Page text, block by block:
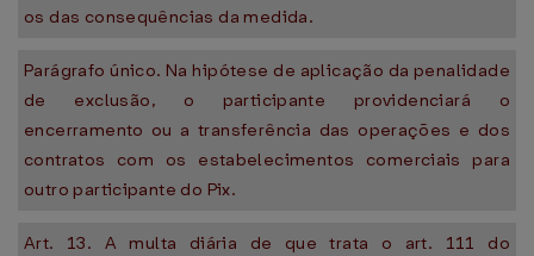
os das consequências da medida.
Parágrafo único. Na hipótese de aplicação da penalidade
de exclusão, o participante providenciará o
encerramento ou a transferência das operações e dos
contratos com os estabelecimentos comerciais para
outro participante do Pix.
Art. 13. A multa diária de que trata o art. 111 do